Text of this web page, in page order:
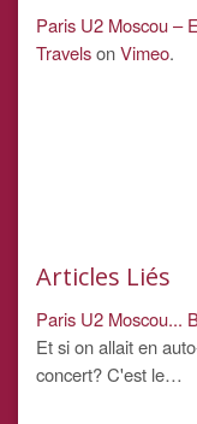
Paris U2 Moscou –
TravelsonVimeo.
Articles Liés
Paris U2 Moscou...
Et si on allait en
concert? C'est le…